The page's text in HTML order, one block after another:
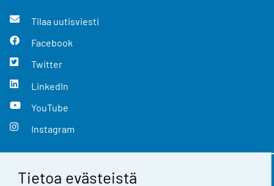
Tietoa evästeistä
Tilaa uutisviesti
Facebook
Twitter
LinkedIn
YouTube
Instagram
Yhteystiedot